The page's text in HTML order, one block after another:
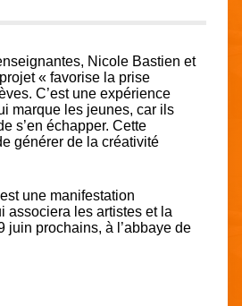
Nicole Bastien et
« favorise la prise
C’est une expérience
marque les jeunes, car ils
s’en échapper. Cette
générer de la créativité
une manifestation
associera les artistes et la
juin prochains, à l’abbaye de